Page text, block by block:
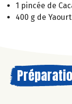
1 pincée de
400 g de